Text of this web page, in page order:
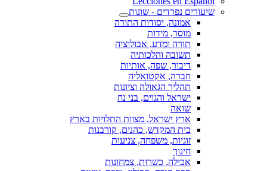
שיעורים נפרדים - שונות
אמונה, יסודות התורה
מוסר, מידות
תורה ומדע, אבולוציה
תשובה והלכותיה
דיבור, שפה, אותיות
חברה, אקטואליה
תהליך הגאולה וציונות
ישראל והגוים, בני נח
שואה
ארץ ישראל, מצוות התלויות בארץ
בית המקדש, כהנים, קורבנות
זוגיות, משפחה, צניעות
חינוך
אכילה, כשרות, צמחונות